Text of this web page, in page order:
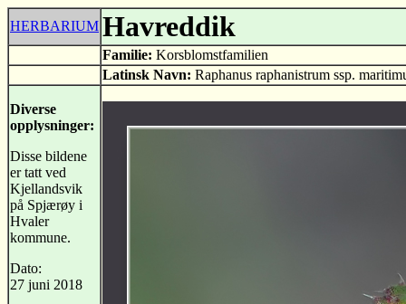
HERBARIUM Havreddik
Familie: Korsblomstfamilien
Latinsk Navn: Raphanus raphanistrum ssp.
Diverse
opplysninger:
Disse bildene
er tatt ved
Kjellandsvik
på Spjærøy i
Hvaler
kommune.
Dato:
27 juni 2018